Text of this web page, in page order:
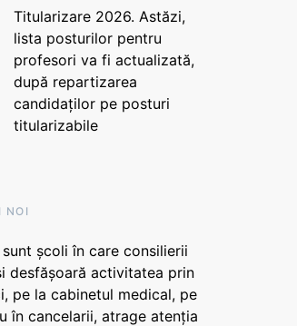
Titularizare 2026. Astăzi,
lista posturilor pentru
profesori va fi actualizată,
după repartizarea
candidaților pe posturi
titularizabile
NOI
școli în care consilierii
desfășoară activitatea prin
pe la cabinetul medical, pe
în cancelarii, atrage atenția